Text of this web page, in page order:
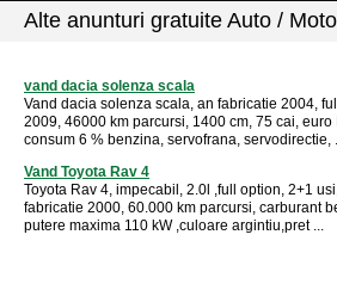
Alte anunturi gratuite Auto / Moto
vand dacia solenza scala
Vand dacia solenza scala, an fabricatie 2004,
2009, 46000 km parcursi, 1400 cm, 75 cai, euro
consum 6 % benzina, servofrana, servodirectie,
Vand Toyota Rav 4
Toyota Rav 4, impecabil, 2.0l ,full option, 2+1
fabricatie 2000, 60.000 km parcursi, carburant
putere maxima 110 kW ,culoare argintiu,pret ...